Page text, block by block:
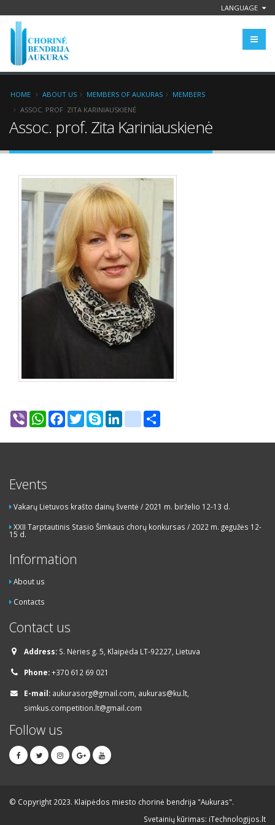
LANGUAGE
HOME ABOUT US MEMBERS OF AUKURAS
MEMBERS
ASSOC. PROF. ZITA KARINIAUSKIENĖ
Assoc. prof. Zita Kariniauskienė
Viber WhatsAppFacebook
TwitterSkypeLinkedIngoogle_bookmarks
Events
Vakarų Lietuvos krašto dainų šventė / 2021 m. birželio 12-13 d.
XXII Tarptautinis Stasio Šimkaus chorų konkursas / 2022 m. gegužės 12-
15 d.
Information
About us
Contacts
Contact us
Address: S. Nėries g. 5, Klaipėda LT-92227, Lietuva
Phone:+370 612 69 021
E-mail: aukurasorg@gmail.com, aukuras@ku.lt,
simkus.competition.lt@gmail.com
Follow us
© Copyright 2023. Klaipėdos miesto chorinė bendrija "Aukuras".
Svetainių kūrimas: iTechnologijos.lt